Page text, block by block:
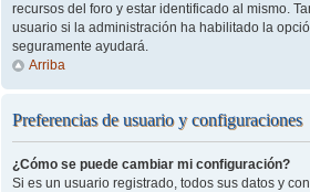
recursos del foro y estar identificado al mismo.
usuario si la administración ha habilitado la
seguramente ayudará.
Arriba
Preferencias de usuario y configuraciones
¿Cómo se puede cambiar mi configuración?
Si es un usuario registrado, todos sus datos y